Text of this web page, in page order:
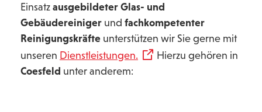
Einsatz ausgebildeter Glas- und
Gebäudereiniger und fachkompetenter
Reinigungskräfte unterstützen wir Sie gerne mit
unseren Dienstleistungen.
Hierzu gehören in
Coesfeld unter anderem: